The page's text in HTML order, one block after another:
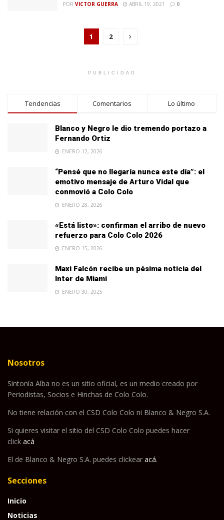
POR VICTOR GUERRA ABRIL 19, 2021 0
1 2
PUBLICIDAD
Tendencias Comentarios Lo último
Blanco y Negro le dio tremendo portazo a
Fernando Ortiz
ENERO 12, 2026
“Pensé que no llegaría nunca este día”: el
emotivo mensaje de Arturo Vidal que
conmovió a Colo Colo
ENERO 28, 2026
«Está listo»: confirman el arribo de nuevo
refuerzo para Colo Colo 2026
ENERO 15, 2026
Maxi Falcón recibe un pésima noticia del
Inter de Miami
ENERO 30, 2025
Nosotros
Sintonía Alba no es un sitio oficial, es un medio creado por
Periodistas, Socios e Hinchas de Colo Colo.
No tiene relación con el CSD Colo Colo ni Blanco & Negro S.A.
Si quieres visitar el sitio del CSD Colo Colo puedes hacer
click acá
El de Blanco & Negro S.A. puedes clickear acá.
Secciones
Inicio
Noticias